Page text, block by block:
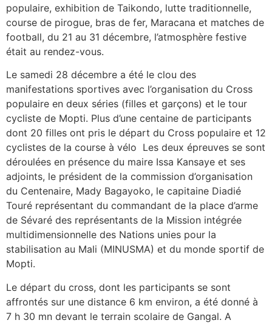
populaire, exhibition de Taikondo, lutte traditionnelle,
course de pirogue, bras de fer, Maracana et matches de
football, du 21 au 31 décembre, l’atmosphère festive
était au rendez-vous.
Le samedi 28 décembre a été le clou des
manifestations sportives avec l’organisation du Cross
populaire en deux séries (filles et garçons) et le tour
cycliste de Mopti. Plus d’une centaine de participants
dont 20 filles ont pris le départ du Cross populaire et 12
cyclistes de la course à vélo Les deux épreuves se sont
déroulées en présence du maire Issa Kansaye et ses
adjoints, le président de la commission d’organisation
du Centenaire, Mady Bagayoko, le capitaine Diadié
Touré représentant du commandant de la place d’arme
de Sévaré des représentants de la Mission intégrée
multidimensionnelle des Nations unies pour la
stabilisation au Mali (MINUSMA) et du monde sportif de
Mopti.
Le départ du cross, dont les participants se sont
affrontés sur une distance 6 km environ, a été donné à
7 h 30 mn devant le terrain scolaire de Gangal. A